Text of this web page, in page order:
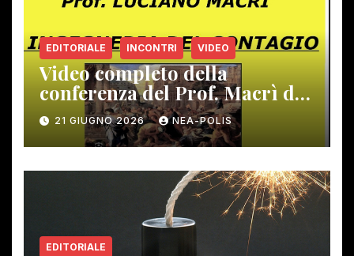
EDITORIALE INCONTRI VIDEO
Video completo della
conferenza del Prof. Macrì del
12 giugno scorso
21 GIUGNO 2026 NEA-POLIS
EDITORIALE